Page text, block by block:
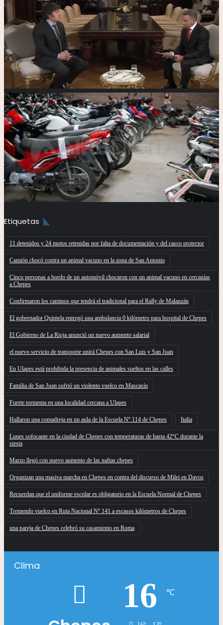
Etiquetas
11 detenidos y 24 motos retenidas por falta de documentación y del casco protector
Camión chocó contra un animal vacuno en la zona de San Antonio
Cinco personas a bordo de un automóvil chocaron con un animal vacuno en cercanías
a Chepes
Confirmaron los caminos que tendrá el tradicional para el Rally de Malanzán
El gobernador Quintela entregó una ambulancia 0 kilómetro para hospital de Chepes
El Gobierno de La Rioja anunció un nuevo aumento salarial
el nuevo servicio de transporte unirá Chepes con San Luis y San Juan
En Ulapes está prohibida la presencia de animales sueltos en las calles
Familia de San Juan sufrió un violento vuelco en Mascasín
Fuerte tormenta en una localidad cercana a Ulapes
Hallaron una comadreja en un aula de la Escuela Nº 114 de Chepes Italia
Lunes sofocante en la ciudad de Chepes con temperaturas de hasta 42°C durante la
siesta
Marzo llegó con nuevo aumento de las naftas chepes
Organizan una masiva marcha en Chepes en contra del discurso de Milei en Davos
Recuerdan que el uniforme escolar es obligatorio en la Escuela Normal de Chepes
Tremendo vuelco en Ruta Nacional Nº 141 a escasos kilómetros de Chepes
una pareja de Chepes celebró su casamiento en Roma
Clima
16 ℃